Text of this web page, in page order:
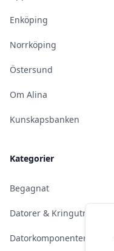
Enköping
Norrköping
Östersund
Om Alina
Kunskapsbanken
Kategorier
Begagnat
Datorer & Kringutrustning
Datorkomponenter